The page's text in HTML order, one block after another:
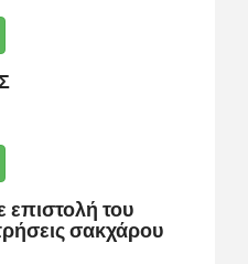
του
σακχάρου